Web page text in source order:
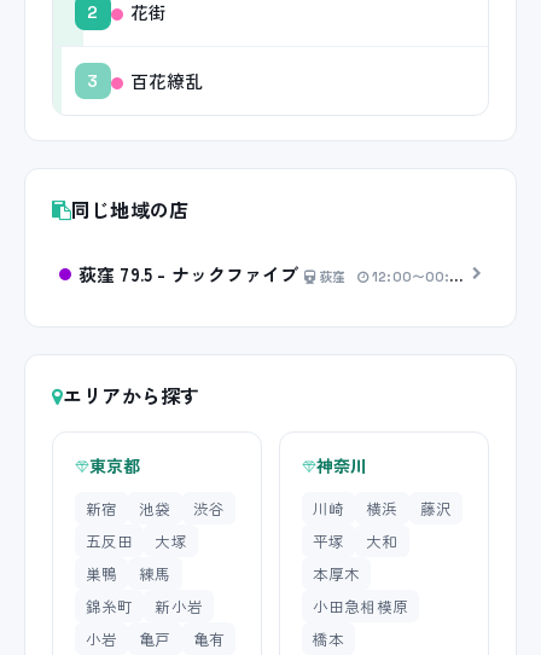
2 花街
3 百花繚乱
同じ地域の店
荻窪 79.5 - ナックファイブ 荻窪 12:00〜00:00
エリアから探す
東京都
新宿 池袋
渋谷
五反田
大塚
巣鴨
練馬
錦糸町
新小岩
小岩
亀戸
亀有
神奈川
川崎 横浜
藤沢
平塚
大和
本厚木
小田急相模原
橋本